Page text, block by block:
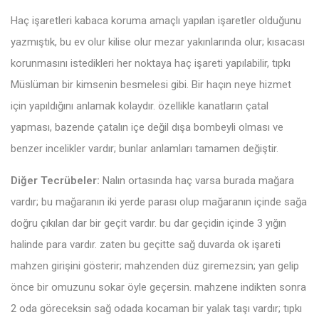
Haç işaretleri kabaca koruma amaçlı yapılan işaretler olduğunu
yazmıştık, bu ev olur kilise olur mezar yakınlarında olur; kısacası
korunmasını istedikleri her noktaya haç işareti yapılabilir, tıpkı
Müslüman bir kimsenin besmelesi gibi. Bir haçın neye hizmet
için yapıldığını anlamak kolaydır. özellikle kanatların çatal
yapması, bazende çatalın içe değil dışa bombeyli olması ve
benzer incelikler vardır; bunlar anlamları tamamen değiştir.
Diğer Tecrübeler: Nalın ortasında haç varsa burada mağara
vardır; bu mağaranın iki yerde parası olup mağaranın içinde sağa
doğru çıkılan dar bir geçit vardır. bu dar geçidin içinde 3 yığın
halinde para vardır. zaten bu geçitte sağ duvarda ok işareti
mahzen girişini gösterir; mahzenden düz giremezsin; yan gelip
önce bir omuzunu sokar öyle geçersin. mahzene indikten sonra
2 oda göreceksin sağ odada kocaman bir yalak taşı vardır; tıpkı